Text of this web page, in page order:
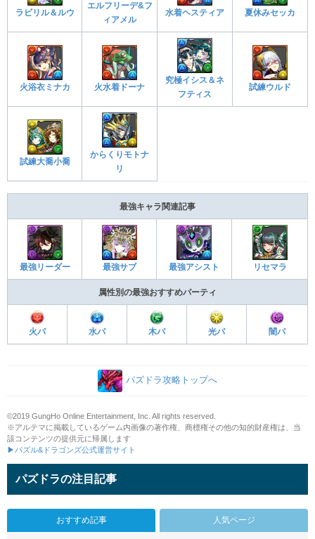
ラビリル＆ルウ
エルフリーデ&フ
ィアメル
水着ヘスティア 夏休みセッカ
火浴衣ミナカ 火水着ドーナ
究極イシス＆ネ
フティス
試練ウルド
試練大喬小喬
からくりモトナ
リ
最強キャラ関連記事
最強リーダー 最強サブ 最強アシスト リセマラ
属性別の最強おすすめパーティ
火パ 水パ 木パ 光パ 闇パ
パズドラ攻略トップへ
©2019 GungHo Online Entertainment, Inc. All rights reserved.
※アルテマに掲載しているゲーム内画像の著作権、商標権その他の知的財産権は、当
該コンテンツの提供元に帰属します
▶パズル&ドラゴンズ公式運営サイト
パズドラの注目記事
おすすめ記事 人気ページ